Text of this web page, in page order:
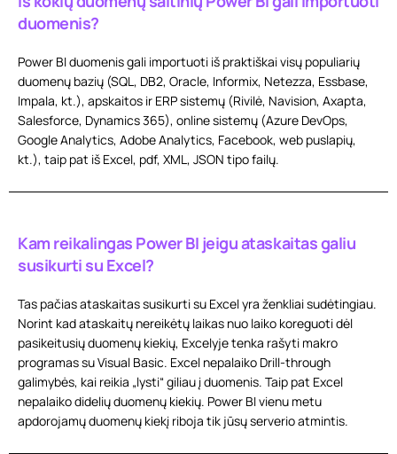
duomenis?
Power BI duomenis gali importuoti iš praktiškai visų populiarių
duomenų bazių (SQL, DB2, Oracle, Informix, Netezza, Essbase,
Impala, kt.), apskaitos ir ERP sistemų (Rivilė, Navision, Axapta,
Salesforce, Dynamics 365), online sistemų (Azure DevOps,
Google Analytics, Adobe Analytics, Facebook, web puslapių,
kt.), taip pat iš Excel, pdf, XML, JSON tipo failų.
Kam reikalingas Power BI jeigu ataskaitas galiu
susikurti su Excel?
Tas pačias ataskaitas susikurti su Excel yra ženkliai sudėtingiau.
Norint kad ataskaitų nereikėtų laikas nuo laiko koreguoti dėl
pasikeitusių duomenų kiekių, Excelyje tenka rašyti makro
programas su Visual Basic. Excel nepalaiko Drill-through
galimybės, kai reikia „lysti“ giliau į duomenis. Taip pat Excel
nepalaiko didelių duomenų kiekių. Power BI vienu metu
apdorojamų duomenų kiekį riboja tik jūsų serverio atmintis.